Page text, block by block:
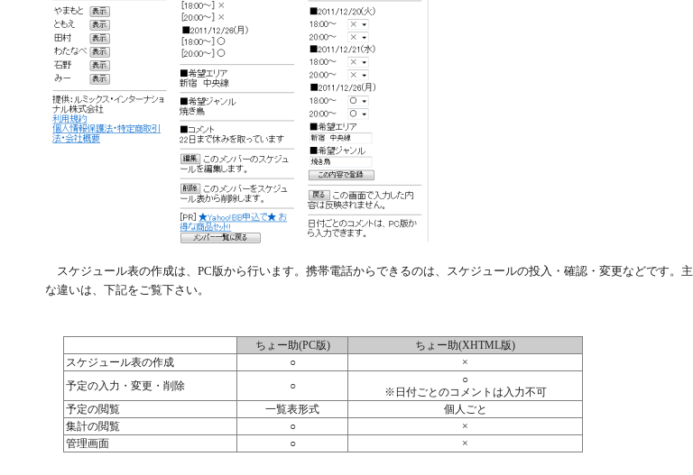
スケジュール表の作成は、PC版から行います。携帯電話からできるのは、スケジュールの投入・確認・変更などです。主
な違いは、下記をご覧下さい。
ちょー助(PC版)
ちょー助(XHTML版)
スケジュール表の作成
○
×
予定の入力・変更・削除
○
○
※日付ごとのコメントは入力不可
予定の閲覧
一覧表形式
個人ごと
集計の閲覧
○
×
管理画面
○ ×